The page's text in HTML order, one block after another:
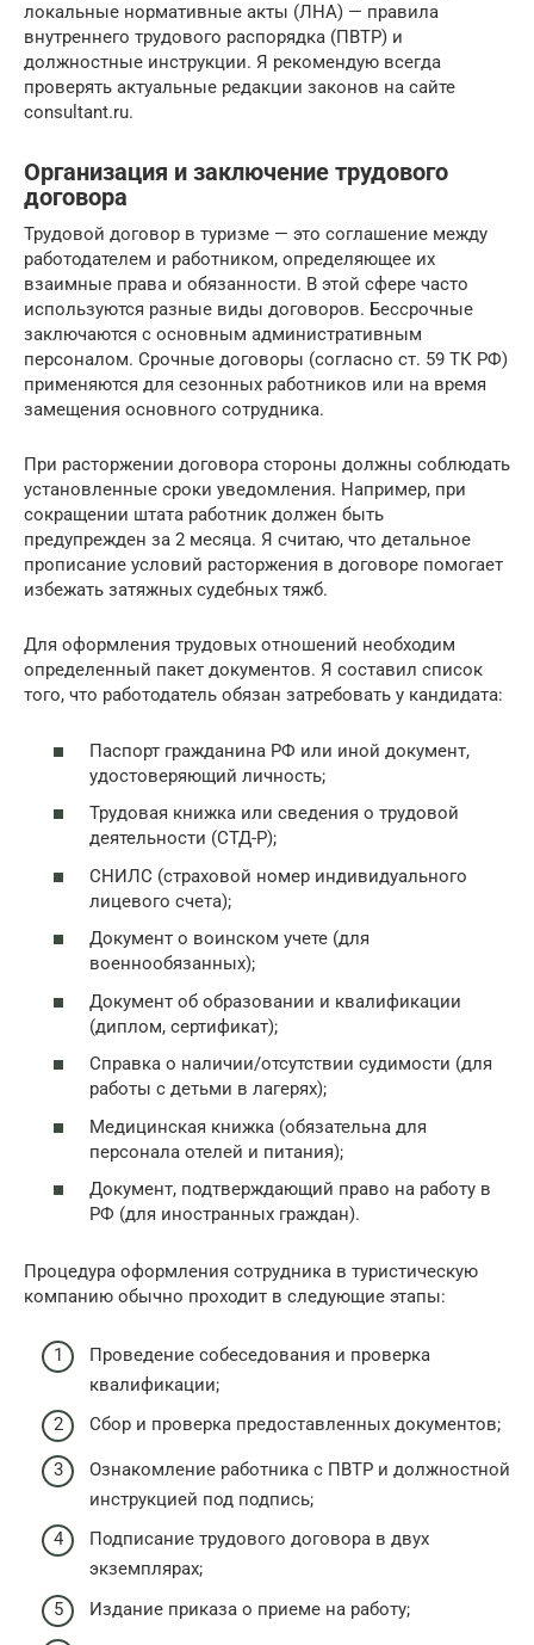
локальные нормативные акты (ЛНА) — правила
внутреннего трудового распорядка (ПВТР) и
должностные инструкции. Я рекомендую всегда
проверять актуальные редакции законов на сайте
consultant.ru.
Организация и заключение трудового
договора
Трудовой договор в туризме — это соглашение между
работодателем и работником, определяющее их
взаимные права и обязанности. В этой сфере часто
используются разные виды договоров. Бессрочные
заключаются с основным административным
персоналом. Срочные договоры (согласно ст. 59 ТК РФ)
применяются для сезонных работников или на время
замещения основного сотрудника.
При расторжении договора стороны должны соблюдать
установленные сроки уведомления. Например, при
сокращении штата работник должен быть
предупрежден за 2 месяца. Я считаю, что детальное
прописание условий расторжения в договоре помогает
избежать затяжных судебных тяжб.
Для оформления трудовых отношений необходим
определенный пакет документов. Я составил список
того, что работодатель обязан затребовать у кандидата:
Паспорт гражданина РФ или иной документ,
удостоверяющий личность;
Трудовая книжка или сведения о трудовой
деятельности (СТД-Р);
СНИЛС (страховой номер индивидуального
лицевого счета);
Документ о воинском учете (для
военнообязанных);
Документ об образовании и квалификации
(диплом, сертификат);
Справка о наличии/отсутствии судимости (для
работы с детьми в лагерях);
Медицинская книжка (обязательна для
персонала отелей и питания);
Документ, подтверждающий право на работу в
РФ (для иностранных граждан).
Процедура оформления сотрудника в туристическую
компанию обычно проходит в следующие этапы:
Проведение собеседования и проверка
квалификации;
Сбор и проверка предоставленных документов;
Ознакомление работника с ПВТР и должностной
инструкцией под подпись;
Подписание трудового договора в двух
экземплярах;
Издание приказа о приеме на работу;